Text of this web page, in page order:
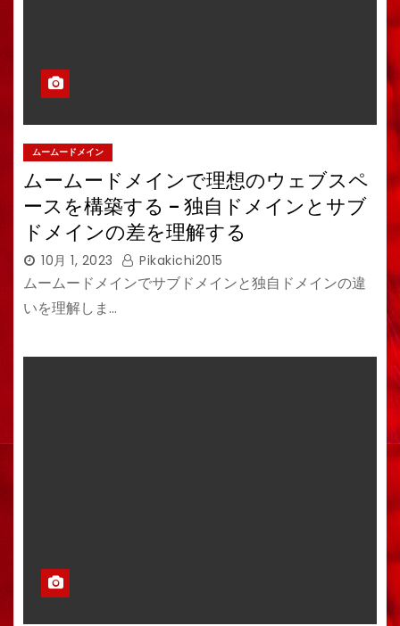
ムームードメイン
ムームードメインで理想のウェブスペ
ースを構築する – 独自ドメインとサブ
ドメインの差を理解する
10月 1, 2023 Pikakichi2015
ムームードメインでサブドメインと独自ドメインの違
いを理解しま…